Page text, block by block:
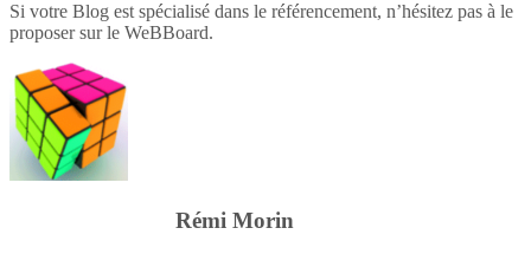
Si votre Blog est spécialisé dans le référencement, n’hésitez pas à le
proposer sur le WeBBoard.
Rémi Morin